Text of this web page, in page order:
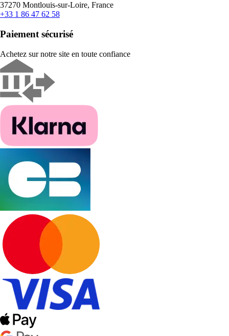
37270 Montlouis-sur-Loire, France
+33 1 86 47 62 58
Paiement sécurisé
Achetez sur notre site en toute confiance